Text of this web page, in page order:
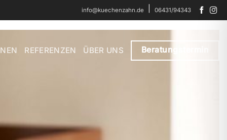
info@kuechenzahn.de 06431/94343
REFERENZEN ÜBER UNS Beratungstermin